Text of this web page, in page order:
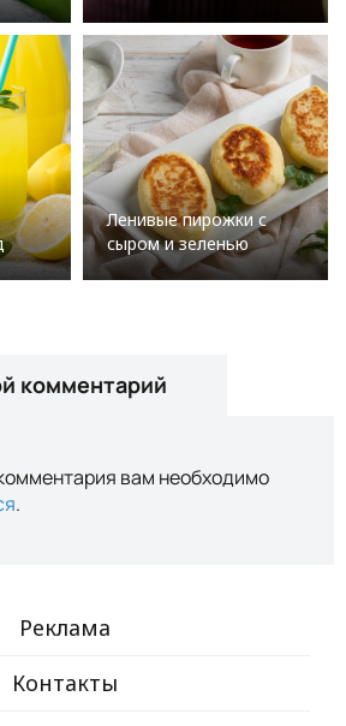
Ленивые пирожки с
сыром и зеленью
комментарий
вам необходимо
.
Реклама
Контакты